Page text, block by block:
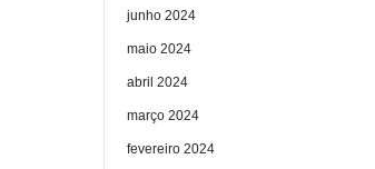
junho 2024
maio 2024
abril 2024
março 2024
fevereiro 2024